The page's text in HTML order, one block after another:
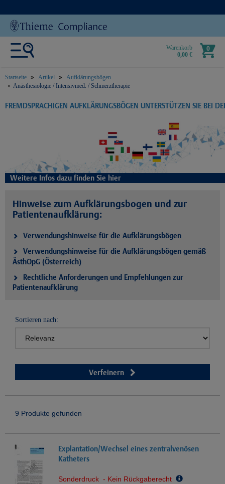
Warenkorb
0,00 €
0
Startseite Artikel
Aufklärungsbögen
Anästhesiologie / Intensivmed. / Schmerztherapie
text.skipToContent
text.skipToNavigation
FREMDSPRACHIGEN AUFKLÄRUNGSBÖGEN UNTERSTÜTZEN SIE BEI
Weitere Infos dazu finden Sie hier
Hinweise zum Aufklärungsbogen und zur
Patientenaufklärung:
Verwendungshinweise für die Aufklärungsbögen
Verwendungshinweise für die Aufklärungsbögen gemäß
ÄsthOpG (Österreich)
Rechtliche Anforderungen und Empfehlungen zur
Patientenaufklärung
Sortieren nach:
Verfeinern
9 Produkte gefunden
Explantation/Wechsel eines zentralvenösen
Katheters
Sonderdruck - Kein Rückgaberecht